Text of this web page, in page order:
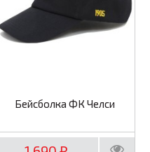
Бейсболка ФК Челси